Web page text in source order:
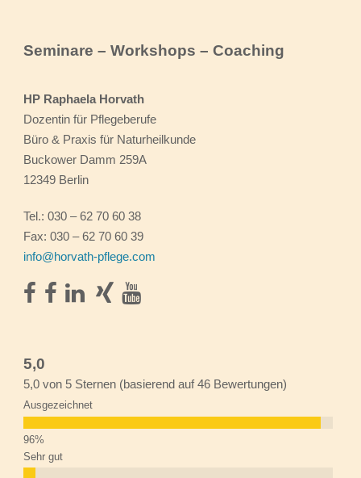
Seminare – Workshops – Coaching
HP Raphaela Horvath
Dozentin für Pflegeberufe
Büro & Praxis für Naturheilkunde
Buckower Damm 259A
12349 Berlin
Tel.: 030 – 62 70 60 38
Fax: 030 – 62 70 60 39
info@horvath-pflege.com
5,0
5,0 von 5 Sternen (basierend auf 46 Bewertungen)
Ausgezeichnet
Sehr gut